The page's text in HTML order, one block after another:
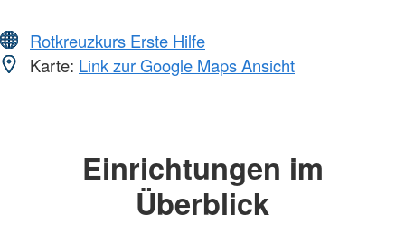
Rotkreuzkurs Erste Hilfe
Karte: Link zur Google Maps Ansicht
Einrichtungen im
Überblick